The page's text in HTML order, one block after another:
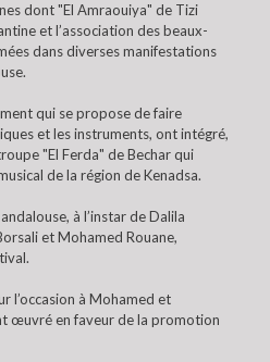
dont "El Amraouiya" de Tizi
et l’association des beaux-
dans diverses manifestations
qui se propose de faire
et les instruments, ont intégré,
"El Ferda" de Bechar qui
de la région de Kenadsa.
à l’instar de Dalila
et Mohamed Rouane,
l’occasion à Mohamed et
œuvré en faveur de la promotion